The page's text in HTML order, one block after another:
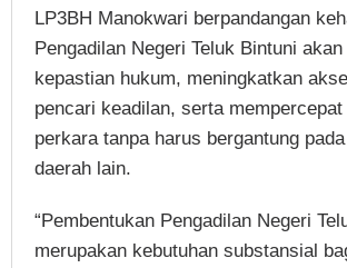
LP3BH Manokwari berpandangan
Pengadilan Negeri Teluk Bintuni
kepastian hukum, meningkatkan
pencari keadilan, serta
perkara tanpa harus bergantung
daerah lain.
“Pembentukan Pengadilan Negeri
merupakan kebutuhan substansial